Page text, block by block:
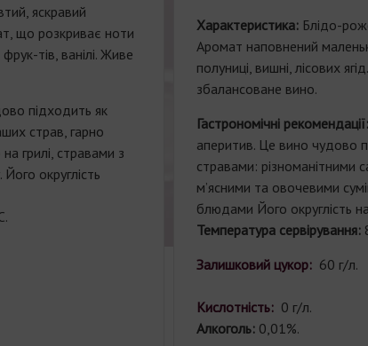
яскравий
що розкриває ноти
тів, ванілі. Живе
підходить як
страв, гарно
грилі, стравами з
округлість
Характеристика: Блідо-
Аромат наповнений
полуниці, вишні, лісових
збалансоване вино.
Гастрономічні рекомендації:
аперитив. Це вино чудово
стравами: різноманітними
м’ясними та овочевими
блюдами Його округлість
Температура сервірування:
Залишковий цукор: 60 г/л.
Кислотність: 0 г/л.
Алкоголь: 0,01%.